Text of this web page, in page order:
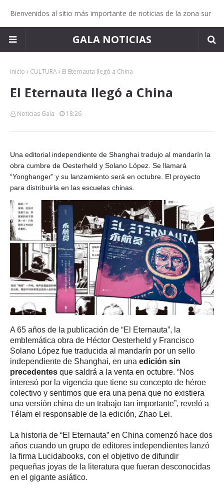
Bienvenidos al sitio más importante de noticias de la zona sur
GALA NOTICIAS
Inicio CULTURA El Eternauta llegó a China
El Eternauta llegó a China
Noticias Gala 18:26
Una editorial independiente de Shanghai tradujo al mandarín la
obra cumbre de Oesterheld y Solano López. Se llamará
“Yonghanger” y su lanzamiento será en octubre. El proyecto
para distribuirla en las escuelas chinas.
A 65 años de la publicación de “El Eternauta”, la
emblemática obra de Héctor Oesterheld y Francisco
Solano López fue traducida al mandarín por un sello
independiente de Shanghai, en una edición sin
precedentes que saldrá a la venta en octubre. “Nos
interesó por la vigencia que tiene su concepto de héroe
colectivo y sentimos que era una pena que no existiera
una versión china de un trabajo tan importante”, reveló a
Télam el responsable de la edición, Zhao Lei.
La historia de “El Eternauta” en China comenzó hace dos
años cuando un grupo de editores independientes lanzó
la firma Lucidabooks, con el objetivo de difundir
pequeñas joyas de la literatura que fueran desconocidas
en el gigante asiático.